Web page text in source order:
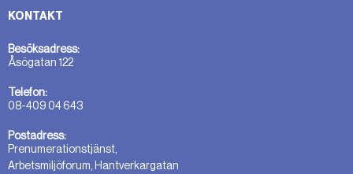
KONTAKT
Besöksadress:
Åsögatan 122
Telefon:
08-409 04 643
Postadress:
Prenumerationstjänst,
Arbetsmiljöforum, Hantverkargatan